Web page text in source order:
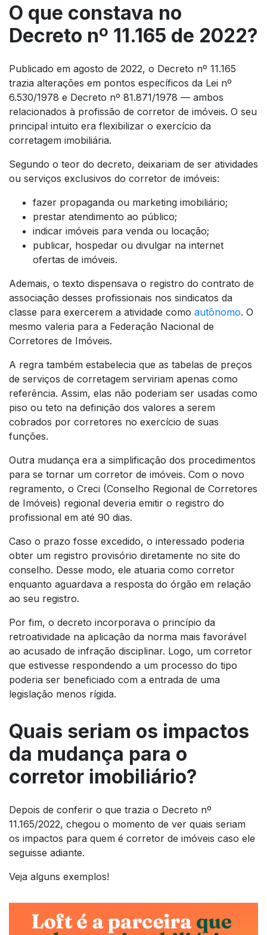
O que constava no
Decreto nº 11.165 de 2022?
Publicado em agosto de 2022, o Decreto nº 11.165
trazia alterações em pontos específicos da Lei nº
6.530/1978 e Decreto nº 81.871/1978 — ambos
relacionados à profissão de corretor de imóveis. O seu
principal intuito era flexibilizar o exercício da
corretagem imobiliária.
Segundo o teor do decreto, deixariam de ser atividades
ou serviços exclusivos do corretor de imóveis:
fazer propaganda ou marketing imobiliário;
prestar atendimento ao público;
indicar imóveis para venda ou locação;
publicar, hospedar ou divulgar na internet
ofertas de imóveis.
Ademais, o texto dispensava o registro do contrato de
associação desses profissionais nos sindicatos da
classe para exercerem a atividade como autônomo. O
mesmo valeria para a Federação Nacional de
Corretores de Imóveis.
A regra também estabelecia que as tabelas de preços
de serviços de corretagem serviriam apenas como
referência. Assim, elas não poderiam ser usadas como
piso ou teto na definição dos valores a serem
cobrados por corretores no exercício de suas
funções.
Outra mudança era a simplificação dos procedimentos
para se tornar um corretor de imóveis. Com o novo
regramento, o Creci (Conselho Regional de Corretores
de Imóveis) regional deveria emitir o registro do
profissional em até 90 dias.
Caso o prazo fosse excedido, o interessado poderia
obter um registro provisório diretamente no site do
conselho. Desse modo, ele atuaria como corretor
enquanto aguardava a resposta do órgão em relação
ao seu registro.
Por fim, o decreto incorporava o princípio da
retroatividade na aplicação da norma mais favorável
ao acusado de infração disciplinar. Logo, um corretor
que estivesse respondendo a um processo do tipo
poderia ser beneficiado com a entrada de uma
legislação menos rígida.
Quais seriam os impactos
da mudança para o
corretor imobiliário?
Depois de conferir o que trazia o Decreto nº
11.165/2022, chegou o momento de ver quais seriam
os impactos para quem é corretor de imóveis caso ele
seguisse adiante.
Veja alguns exemplos!